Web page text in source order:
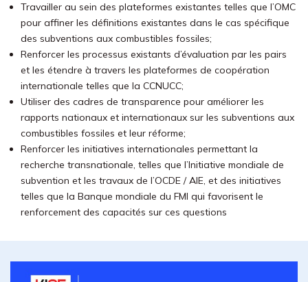
Travailler au sein des plateformes existantes telles que l’OMC
pour affiner les définitions existantes dans le cas spécifique
des subventions aux combustibles fossiles;
Renforcer les processus existants d’évaluation par les pairs
et les étendre à travers les plateformes de coopération
internationale telles que la CCNUCC;
Utiliser des cadres de transparence pour améliorer les
rapports nationaux et internationaux sur les subventions aux
combustibles fossiles et leur réforme;
Renforcer les initiatives internationales permettant la
recherche transnationale, telles que l’Initiative mondiale de
subvention et les travaux de l’OCDE / AIE, et des initiatives
telles que la Banque mondiale du FMI qui favorisent le
renforcement des capacités sur ces questions